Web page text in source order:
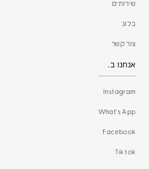
אנחנו ב.
Instagram
What's App
Facebook
Tik tok
שירותים
בלוג
צור קשר